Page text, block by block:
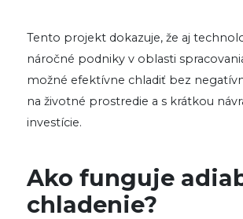
Tento projekt dokazuje, že aj
náročné podniky v oblasti
možné efektívne chladiť bez
na životné prostredie a s krátkou
investície.
Ako funguje
chladenie?